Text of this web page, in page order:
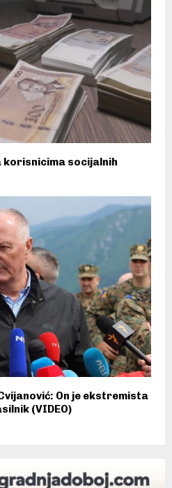
korisnicima socijalnih
On je ekstremista
(VIDEO)